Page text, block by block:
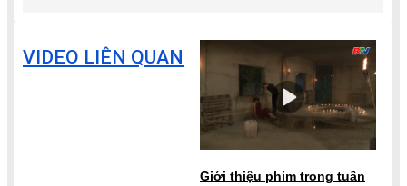
VIDEO LIÊN QUAN
Giới thiệu phim trong tuần